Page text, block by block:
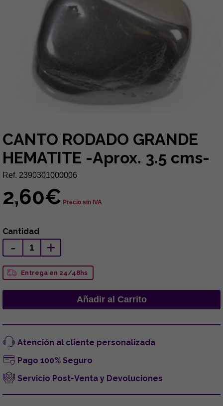
CANTO RODADO GRANDE
HEMATITE -Aprox. 3.5 cms-
Ref. 2390301000006
2,60€ Precio sin IVA
Cantidad
- +
Entrega en 24/48hs
Atención al cliente personalizada
Pago 100% Seguro
Servicio Post-Venta y Devoluciones